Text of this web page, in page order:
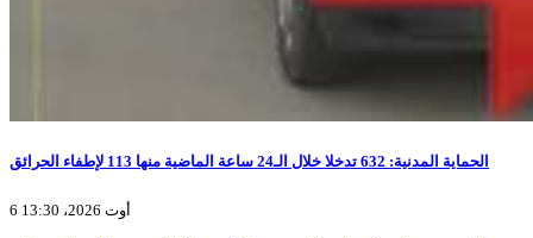
الحماية المدنية: 632 تدخلا خلال الـ24 ساعة الماضية منها 113 لإطفاء الحرائق
6 أوت 2026، 13:30